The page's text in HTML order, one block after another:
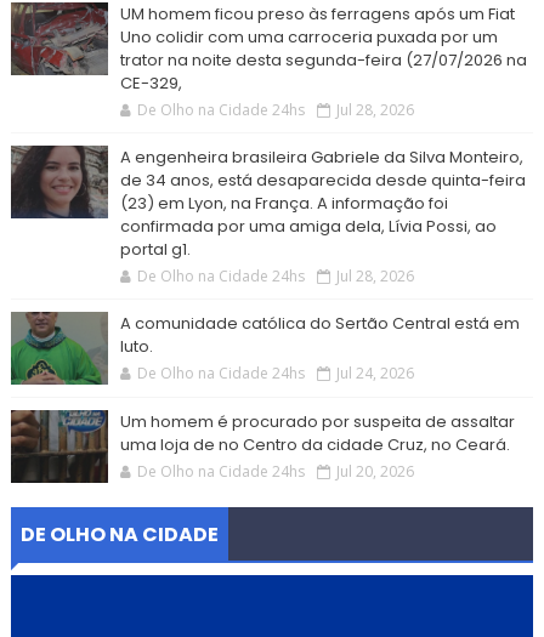
UM homem ficou preso às ferragens após um Fiat
Uno colidir com uma carroceria puxada por um
trator na noite desta segunda-feira (27/07/2026 na
CE-329,
De Olho na Cidade 24hs Jul 28, 2026
A engenheira brasileira Gabriele da Silva Monteiro,
de 34 anos, está desaparecida desde quinta-feira
(23) em Lyon, na França. A informação foi
confirmada por uma amiga dela, Lívia Possi, ao
portal g1.
De Olho na Cidade 24hs Jul 28, 2026
A comunidade católica do Sertão Central está em
luto.
De Olho na Cidade 24hs Jul 24, 2026
Um homem é procurado por suspeita de assaltar
uma loja de no Centro da cidade Cruz, no Ceará.
De Olho na Cidade 24hs Jul 20, 2026
DE OLHO NA CIDADE